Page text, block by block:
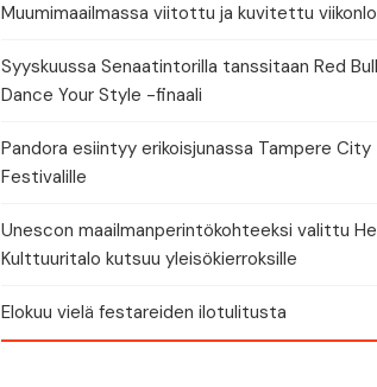
Muumimaailmassa viitottu ja kuvitettu
Syyskuussa Senaatintorilla tanssitaan Red Bull
Dance Your Style -finaali
Pandora esiintyy erikoisjunassa Tampere City
Festivalille
Unescon maailmanperintökohteeksi valittu
Kulttuuritalo kutsuu yleisökierroksille
Elokuu vielä festareiden ilotulitusta